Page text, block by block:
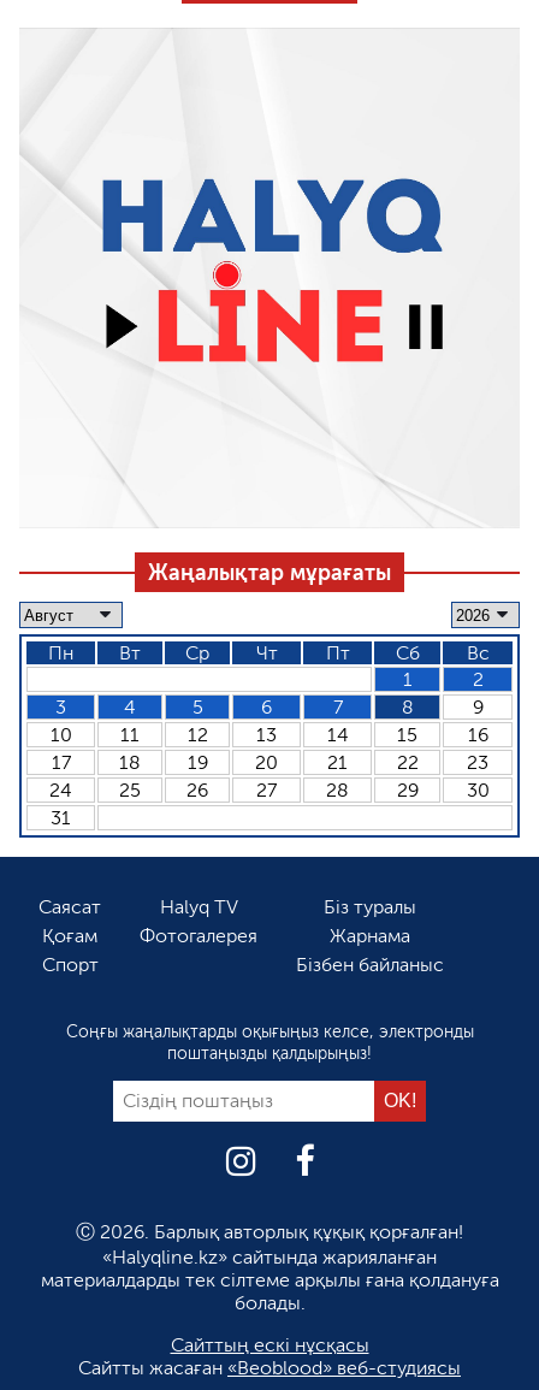
Жаңалықтар мұрағаты
Пн Вт Ср Чт Пт Сб
Вс
1
2
3
4 5 6 7 8
9
10
11 12 13 14 15
16
17
18 19 20 21 22
23
24
25 26 27 28 29
30
31
Саясат
Қоғам
Спорт
Halyq TV
Фотогалерея
Біз туралы
Жарнама
Бізбен байланыс
Соңғы жаңалықтарды оқығыңыз келсе, электронды
поштаңызды қалдырыңыз!
Ⓒ 2026. Барлық авторлық құқық қорғалған!
«Halyqline.kz» сайтында жарияланған
материалдарды тек сілтеме арқылы ғана қолдануға
болады.
Сайттың ескі нұсқасы
Сайтты жасаған «Beoblood» веб-студиясы